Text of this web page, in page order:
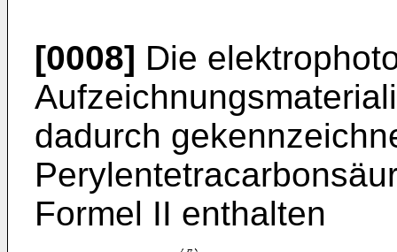
[0008] Die
dadurch
Formel II enthalten